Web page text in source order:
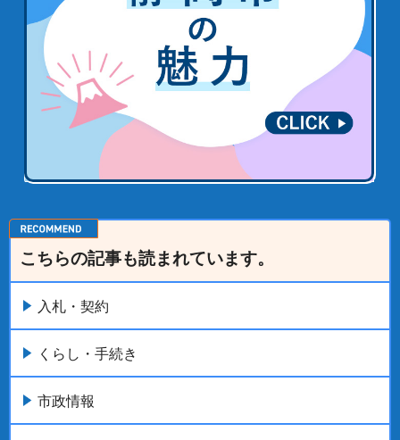
こちらの記事も読まれています。
入札・契約
くらし・手続き
市政情報